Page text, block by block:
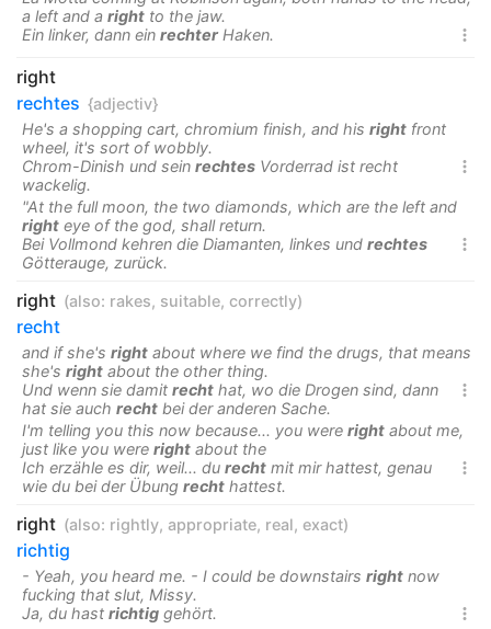
a left and a right to the jaw.

Ein linker, dann ein rechterHaken.
right
rechtes {adjectiv}
He's a shopping cart, chromium finish, and his right front
wheel, it's sort of wobbly.

Chrom-Dinish und sein rechtes Vorderrad ist recht
wackelig.
"At the full moon, the two diamonds, which are the left and
right eye of the god, shall return.

Bei Vollmond kehren die Diamanten, linkes und rechtes
Götterauge, zurück.
right (also: rakes, suitable, correctly)
recht
and if she's right about where we find the drugs, that means
she's right about the other thing.

Und wenn sie damit recht hat, wo die Drogen sind, dann
hat sie auch recht bei der anderen Sache.
I'm telling you this now because... you were right about me,
just like you were right about the

Ich erzähle es dir, weil... du recht mit mir hattest, genau
wie du bei der Übung recht hattest.
right (also: rightly, appropriate, real, exact)
richtig
- Yeah, you heard me. - I could be downstairs right now
fucking that slut, Missy.

Ja, du hast richtig gehört.